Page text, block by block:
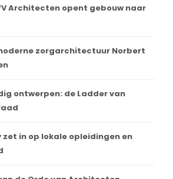
Architecten opent gebouw naar
zorgarchitectuur Norbert
ontwerpen: de Ladder van
zet in op lokale opleidingen en